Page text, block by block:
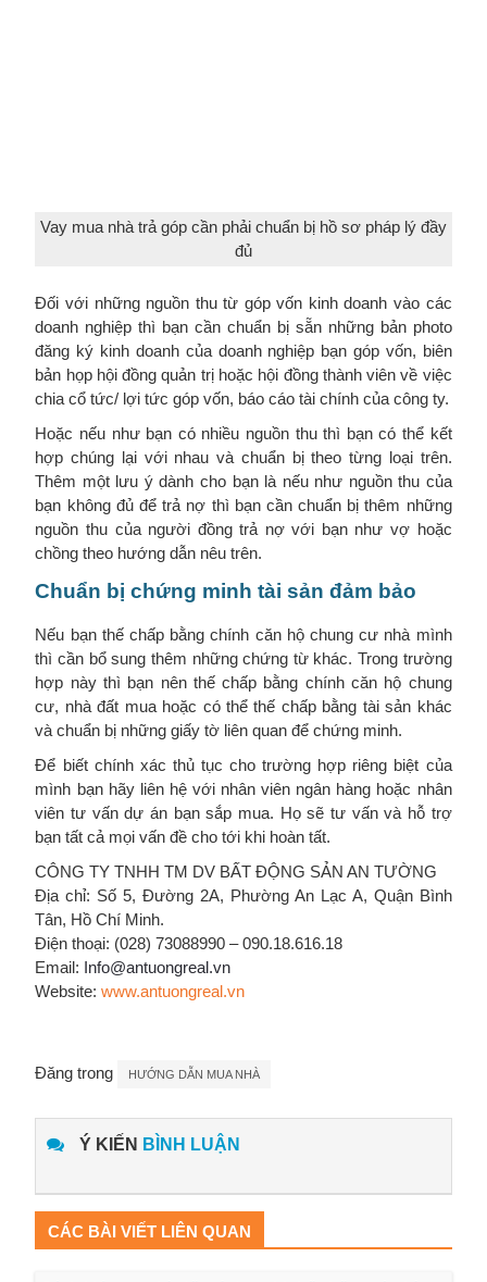
Vay mua nhà trả góp cần phải chuẩn bị hồ sơ pháp lý đầy
đủ
Đối với những nguồn thu từ góp vốn kinh doanh vào các
doanh nghiệp thì bạn cần chuẩn bị sẵn những bản photo
đăng ký kinh doanh của doanh nghiệp bạn góp vốn, biên
bản họp hội đồng quản trị hoặc hội đồng thành viên về việc
chia cổ tức/ lợi tức góp vốn, báo cáo tài chính của công ty.
Hoặc nếu như bạn có nhiều nguồn thu thì bạn có thể kết
hợp chúng lại với nhau và chuẩn bị theo từng loại trên.
Thêm một lưu ý dành cho bạn là nếu như nguồn thu của
bạn không đủ để trả nợ thì bạn cần chuẩn bị thêm những
nguồn thu của người đồng trả nợ với bạn như vợ hoặc
chồng theo hướng dẫn nêu trên.
Chuẩn bị chứng minh tài sản đảm bảo
Nếu bạn thế chấp bằng chính căn hộ chung cư nhà mình
thì cần bổ sung thêm những chứng từ khác. Trong trường
hợp này thì bạn nên thế chấp bằng chính căn hộ chung
cư, nhà đất mua hoặc có thể thế chấp bằng tài sản khác
và chuẩn bị những giấy tờ liên quan để chứng minh.
Để biết chính xác thủ tục cho trường hợp riêng biệt của
mình bạn hãy liên hệ với nhân viên ngân hàng hoặc nhân
viên tư vấn dự án bạn sắp mua. Họ sẽ tư vấn và hỗ trợ
bạn tất cả mọi vấn đề cho tới khi hoàn tất.
CÔNG TY TNHH TM DV BẤT ĐỘNG SẢN AN TƯỜNG
Địa chỉ: Số 5, Đường 2A, Phường An Lạc A, Quận Bình
Tân, Hồ Chí Minh.
Điện thoại: (028) 73088990 –090.18.616.18
Email: Info@antuongreal.vn
Website:www.antuongreal.vn
Đăng trong HƯỚNG DẪN MUA NHÀ
Ý KIẾN BÌNH LUẬN
CÁC BÀI VIẾT LIÊN QUAN